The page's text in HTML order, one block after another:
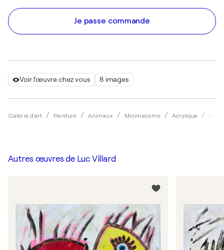
Voir l'œuvre chez vous 8 images
Galerie d'art Peinture Animaux Minimalisme Acrylique Luc
Je passe commande
Autres œuvres de Luc Villard